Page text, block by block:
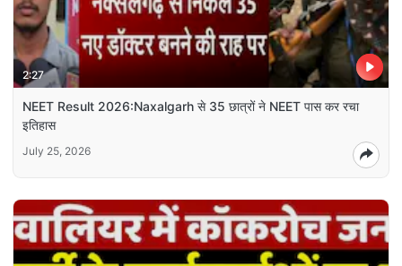
2:27
NEET Result 2026:Naxalgarh से 35 छात्रों ने NEET पास कर रचा
इतिहास
July 25, 2026